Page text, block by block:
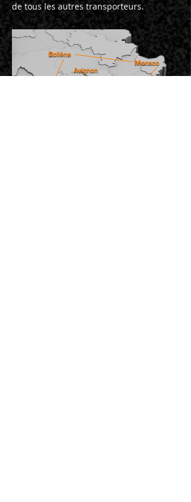
de tous les autres transporteurs.